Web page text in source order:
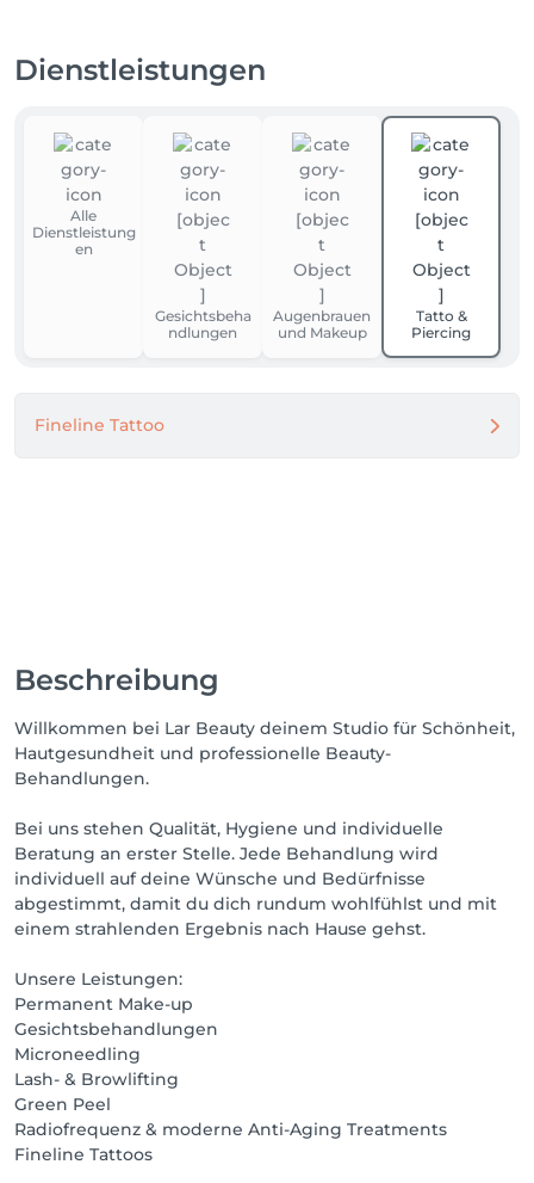
Dienstleistungen
Alle
Dienstleistung
en
Gesichtsbeha
ndlungen
Augenbrauen
und Makeup
Tatto &
Piercing
Fineline Tattoo
Beschreibung
Willkommen bei Lar Beauty deinem Studio für Schönheit,
Hautgesundheit und professionelle Beauty-
Behandlungen.
Bei uns stehen Qualität, Hygiene und individuelle
Beratung an erster Stelle. Jede Behandlung wird
individuell auf deine Wünsche und Bedürfnisse
abgestimmt, damit du dich rundum wohlfühlst und mit
einem strahlenden Ergebnis nach Hause gehst.
Unsere Leistungen:
Permanent Make-up
Gesichtsbehandlungen
Microneedling
Lash- & Browlifting
Green Peel
Radiofrequenz & moderne Anti-Aging Treatments
Fineline Tattoos